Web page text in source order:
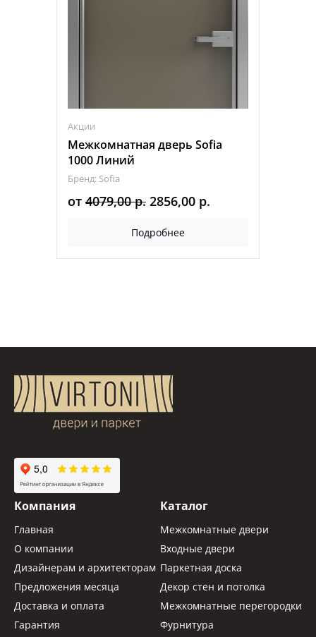
Акции
Межкомнатная дверь Sofia
1000 Линий
Бренд: Sofia
от 4079,00р. Первоначальная
составляла
4079,00 р..
2856,00 р.
Подробнее
Компания
Главная
О компании
Дизайнерам и архитекторам
Предложения месяца
Доставка и оплата
Гарантия
Каталог
Межкомнатные двери
Входные двери
Паркетная доска
Декор стен и потолка
Межкомнатные перегородки
Фурнитура